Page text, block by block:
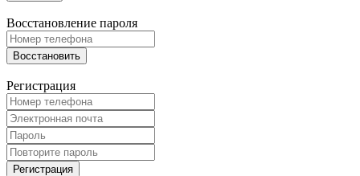
Восстановление пароля
Восстановить
Регистрация
Регистрация